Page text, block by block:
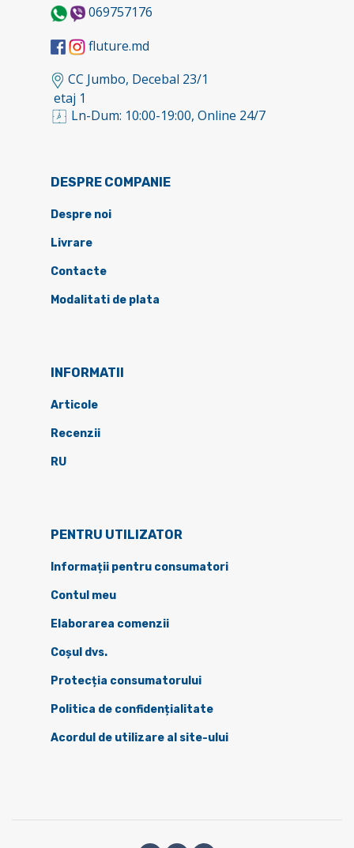
069757176
fluture.md
CC Jumbo, Decebal 23/1
etaj 1
Ln-Dum: 10:00-19:00, Online 24/7
DESPRE COMPANIE
Despre noi
Livrare
Contacte
Modalitati de plata
INFORMATII
Articole
Recenzii
RU
PENTRU UTILIZATOR
Informații pentru consumatori
Contul meu
Elaborarea comenzii
Coșul dvs.
Protecția consumatorului
Politica de confidențialitate
Acordul de utilizare al site-ului